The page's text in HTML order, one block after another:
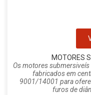
MOTORES
Os motores
fabricados em
9001/14001 para
furos de